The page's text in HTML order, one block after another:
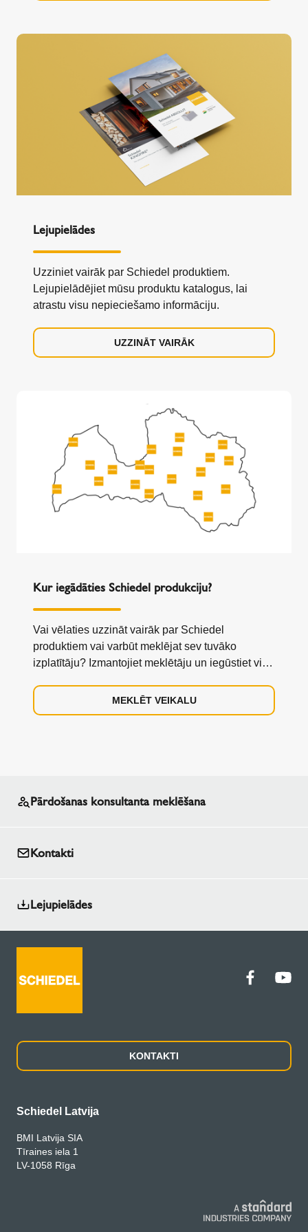
Lejupielādes
Uzziniet vairāk par Schiedel produktiem.
Lejupielādējiet mūsu produktu katalogus, lai
atrastu visu nepieciešamo informāciju.
UZZINĀT VAIRĀK
Kur iegādāties Schiedel produkciju?
Vai vēlaties uzzināt vairāk par Schiedel
produktiem vai varbūt meklējat sev tuvāko
izplatītāju? Izmantojiet meklētāju un iegūstiet visu
MEKLĒT VEIKALU
Pārdošanas konsultanta meklēšana
Kontakti
Lejupielādes
KONTAKTI
Schiedel Latvija
BMI Latvija SIA
Tīraines iela 1
LV-1058 Rīga